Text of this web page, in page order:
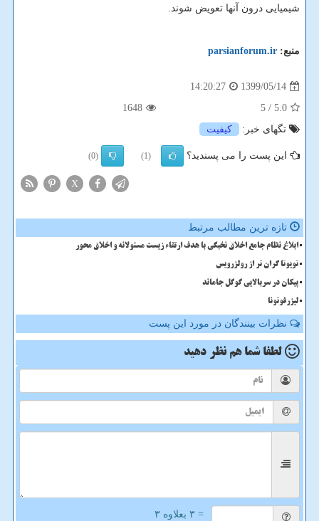
شیمیایی درون آنها تعویض شوند.
منبع: parsianforum.ir
1399/05/14
14:20:27
5.0
/ 5
1648
تگهای خبر:
كیفیت
این پست را می پسندید؟ (1)
(0)
X
تازه ترین مطالب مرتبط
ابلاغ نظام جامع اخلاق نخبگی با هدف ارتقاء زیست مسئولانه و اخلاق محور
تویوتا گران تر از رولزرویس
پیکان در سربالایی گوگل جاماند
لیزرفوتونا
نظرات بینندگان در مورد این پست
لطفا شما هم نظر دهید
= ۳ بعلاوه ۳